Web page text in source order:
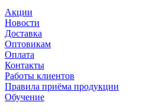
Акции
Новости
Доставка
Оптовикам
Оплата
Контакты
Работы клиентов
Правила приёма продукции
Обучение